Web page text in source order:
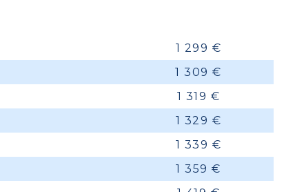
1 299 €
1 309 €
1 319 €
1 329 €
1 339 €
1 359 €